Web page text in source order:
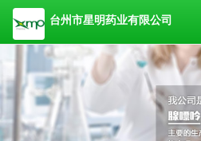
台州市星明药业有限公司